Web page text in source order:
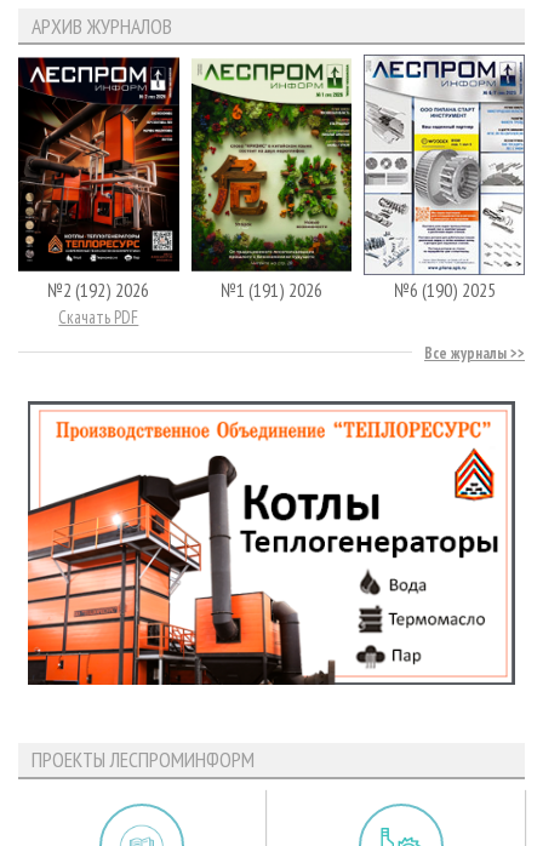
АРХИВ ЖУРНАЛОВ
№2 (192) 2026
Скачать PDF
№1 (191) 2026 №6 (190) 2025
Все журналы
ПРОЕКТЫ ЛЕСПРОМИНФОРМ